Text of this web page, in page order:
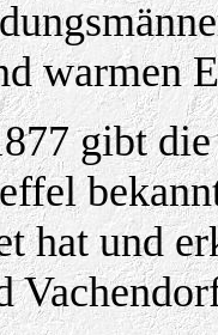
warmen
gibt
hat und